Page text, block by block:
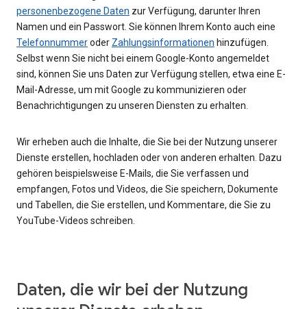
personenbezogene Daten zur Verfügung, darunter Ihren
Namen und ein Passwort. Sie können Ihrem Konto auch eine
Telefonnummeroder Zahlungsinformationen hinzufügen.
Selbst wenn Sie nicht bei einem Google-Konto angemeldet
sind, können Sie uns Daten zur Verfügung stellen, etwa eine E-
Mail-Adresse, um mit Google zu kommunizieren oder
Benachrichtigungen zu unseren Diensten zu erhalten.
Wir erheben auch die Inhalte, die Sie bei der Nutzung unserer
Dienste erstellen, hochladen oder von anderen erhalten. Dazu
gehören beispielsweise E-Mails, die Sie verfassen und
empfangen, Fotos und Videos, die Sie speichern, Dokumente
und Tabellen, die Sie erstellen, und Kommentare, die Sie zu
YouTube-Videos schreiben.
Daten, die wir bei der Nutzung